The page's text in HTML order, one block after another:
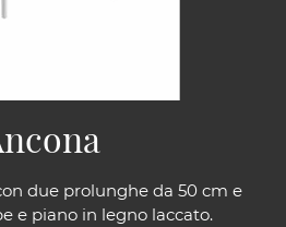
due prolunghe da 50 cm e
e piano in legno laccato.